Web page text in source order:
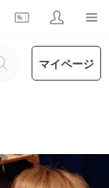
マイページ